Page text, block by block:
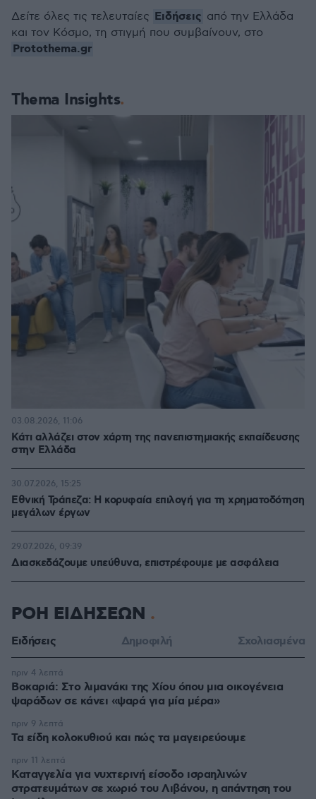
Thema Insights
Κάτι αλλάζει στον χάρτη της πανεπιστημιακής εκπαίδευσης
στην Ελλάδα
03.08.2026, 11:06
Εθνική Τράπεζα: Η κορυφαία επιλογή για τη χρηματοδότηση
μεγάλων έργων
30.07.2026, 15:25
Διασκεδάζουμε υπεύθυνα, επιστρέφουμε με ασφάλεια
29.07.2026, 09:39
Δείτε όλες τις τελευταίες Ειδήσεις από την Ελλάδα
και τον Κόσμο, τη στιγμή που συμβαίνουν, στο
Protothema.gr
ΡΟΗ ΕΙΔΗΣΕΩΝ
Ειδήσεις Δημοφιλή Σχολιασμένα
Βοκαριά: Στο λιμανάκι της Χίου όπου μια οικογένεια
ψαράδων σε κάνει «ψαρά για μία μέρα»
πριν 4 λεπτά
Τα είδη κολοκυθιού και πώς τα μαγειρεύουμε
πριν 9 λεπτά
Καταγγελία για νυχτερινή είσοδο ισραηλινών
στρατευμάτων σε χωριό του Λιβάνου, η απάντηση του
πριν 11 λεπτά